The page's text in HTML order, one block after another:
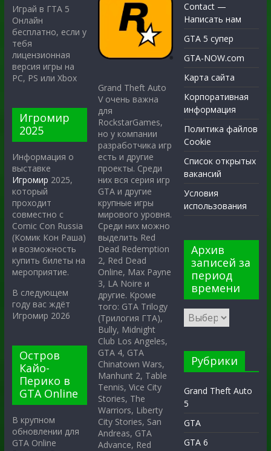
Играй в ГТА 5
Онлайн
бесплатно, если у
тебя
лицензионная
версия игры на
PC, PS или Xbox
Игромир
2025
Информация о
выставке
Игромир 2025,
который
проходит
совместно с
Comic Con Russia
(Комик Кон Раша)
и возможность
купить билеты на
мероприятие.
В следующем
году вас ждёт
Игромир 2026
Остров
Кайо-
Перико в
GTA Online
В крупном
обновлении для
GTA Online
Grand Theft Auto
V очень важна
для
RockstarGames,
но у компании
разработчика игр
есть и другие
проекты. Среди
них вся серия игр
GTA и другие
крупные игры
мирового уровня.
Среди них можно
выделить Red
Dead Redemption
2, Red Dead
Online, Max Payne
3, LA Noire и
другие. Кроме
того: GTA Trilogy
(Трилогия ГТА),
Bully, Midnight
Club Los Angeles,
GTA 4, GTA
Chinatown Wars,
Manhunt 2, Table
Tennis, Vice City
Stories, The
Warriors, Liberty
City Stories, San
Andreas, GTA
Advance, Red
Contact —
Написать нам
GTA 5 супер
GTA-NOW.com
Карта сайта
Корпоративная
информация
Политика файлов
Cookie
Список открытых
вакансий
Условия
использования
Архив
записей за
период
времени
Рубрики
Grand Theft Auto
5
GTA
GTA 6